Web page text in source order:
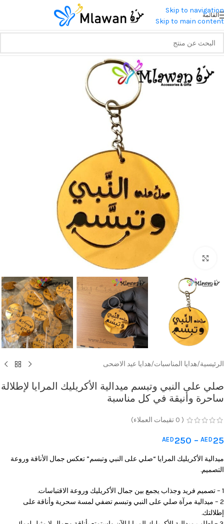
Skip to navigation
Skip to main content
القائمة
Click to enlarge
الرئيسية/هدايا المناسبات/هدايا عيد الاضحى
صلي على النبي وتبسم ميدالية الأكريليك المرايا لإطلالة
ساحرة وأنيقة في كل مناسبة
(
0 تقيمات العملاء)
AED 25
–
AED 250
ميدالية الأكريليك المرايا “صلي على النبي وتبسم” تعكس جمال الأناقة وروعة
التصميم.
1 – تصميم فريد وجذاب يجمع بين جمال الأكريليك وروعة الاقتباسات.
2 – ميدالية مرآة صلي على النبي وتبسم تضفي لمسة سحرية وأناقة على
إطلالتك.